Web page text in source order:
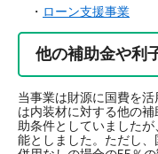
・ ローン支援事業
他の補助金や利
当事業は財源に国費を
は内装材に対する他の
助条件としていました
能としました。ただし